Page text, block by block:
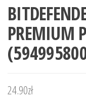
PREMIUM
24.90zł